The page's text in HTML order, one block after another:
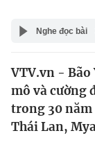
Tin tức
Thế giới đó đây
Câu chuyện
Kinh tế
Tài chính
Dữ liệu và đời
Nghe đọc bài
VTV.vn - Bão
mô và cường
trong 30 năm
Thái Lan,